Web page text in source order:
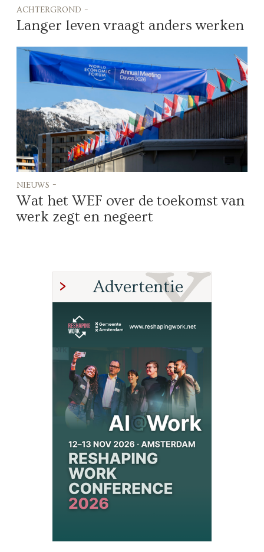
achtergrond -
Langer leven vraagt anders werken
nieuws -
Wat het WEF over de toekomst van
werk zegt en negeert
Advertentie